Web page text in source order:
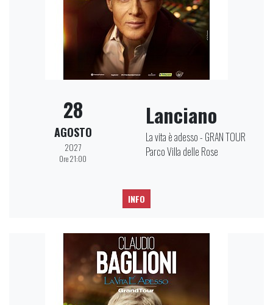
28
AGOSTO
2027
Ore 21:00
Lanciano
La vita è adesso - GRAN TOUR
Parco Villa delle Rose
INFO